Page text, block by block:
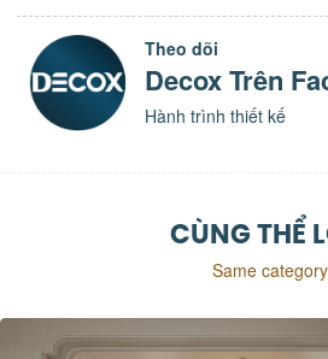
Theo dõi
Decox Trên
Hành trình thiết kế
CÙNG THỂ
Same category